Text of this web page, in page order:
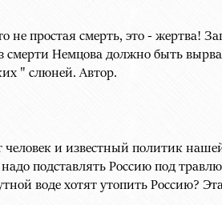
не простая смерть, это - жертва!
смерти Немцова должно быть
" слюней. Автор.
и известный политик
подставлять Россию под
воде хотят утопить Россию?